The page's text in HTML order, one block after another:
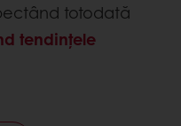
totodată
tendințele